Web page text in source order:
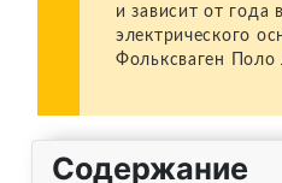
и зависит от года
электрического
Фольксваген Поло
Содержание